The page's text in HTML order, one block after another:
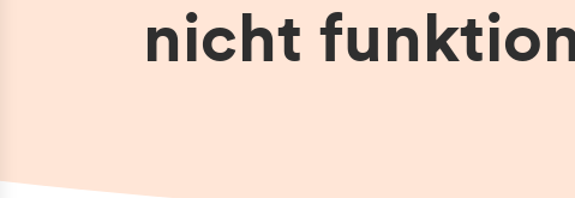
nicht